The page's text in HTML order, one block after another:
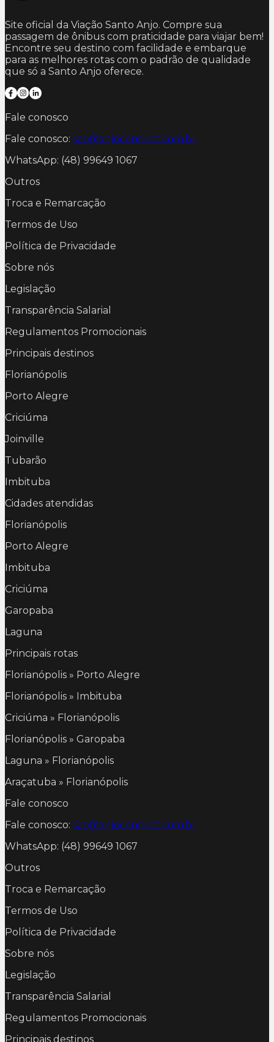
Site oficial da Viação Santo Anjo. Compre sua
passagem de ônibus com praticidade para viajar bem!
Encontre seu destino com facilidade e embarque
para as melhores rotas com o padrão de qualidade
que só a Santo Anjo oferece.
Fale conosco
Fale conosco: sac@anjoconnect.com.br
WhatsApp: (48) 99649 1067
Outros
Troca e Remarcação
Termos de Uso
Política de Privacidade
Sobre nós
Legislação
Transparência Salarial
Regulamentos Promocionais
Principais destinos
Florianópolis
Porto Alegre
Criciúma
Joinville
Tubarão
Imbituba
Cidades atendidas
Florianópolis
Porto Alegre
Imbituba
Criciúma
Garopaba
Laguna
Principais rotas
Florianópolis » Porto Alegre
Florianópolis » Imbituba
Criciúma » Florianópolis
Florianópolis » Garopaba
Laguna » Florianópolis
Araçatuba » Florianópolis
Fale conosco
Fale conosco: sac@anjoconnect.com.br
WhatsApp: (48) 99649 1067
Outros
Troca e Remarcação
Termos de Uso
Política de Privacidade
Sobre nós
Legislação
Transparência Salarial
Regulamentos Promocionais
Principais destinos